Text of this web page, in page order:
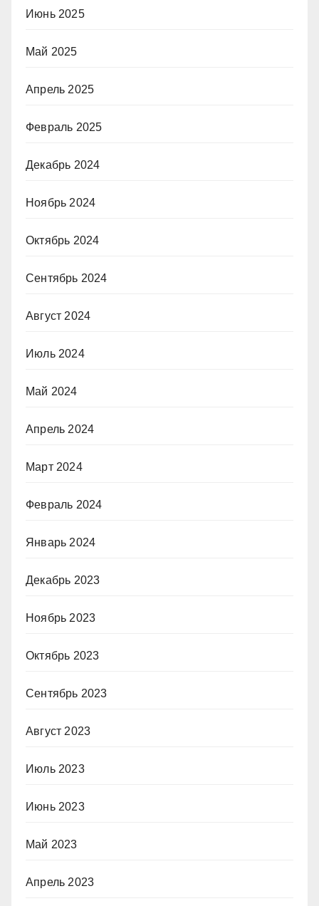
Июнь 2025
Май 2025
Апрель 2025
Февраль 2025
Декабрь 2024
Ноябрь 2024
Октябрь 2024
Сентябрь 2024
Август 2024
Июль 2024
Май 2024
Апрель 2024
Март 2024
Февраль 2024
Январь 2024
Декабрь 2023
Ноябрь 2023
Октябрь 2023
Сентябрь 2023
Август 2023
Июль 2023
Июнь 2023
Май 2023
Апрель 2023